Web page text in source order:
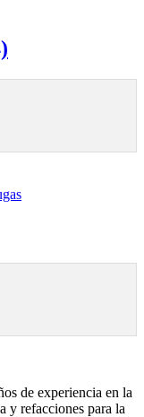
de experiencia en la
y refacciones para la